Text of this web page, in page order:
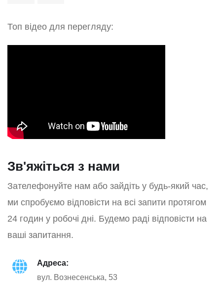
Топ відео для перегляду:
Зв'яжіться з нами
Зателефонуйте нам або зайдіть у будь-який час,
ми спробуємо відповісти на всі запити протягом
24 годин у робочі дні. Будемо раді відповісти на
ваші запитання.
Адреса:
вул. Вознесенська, 53